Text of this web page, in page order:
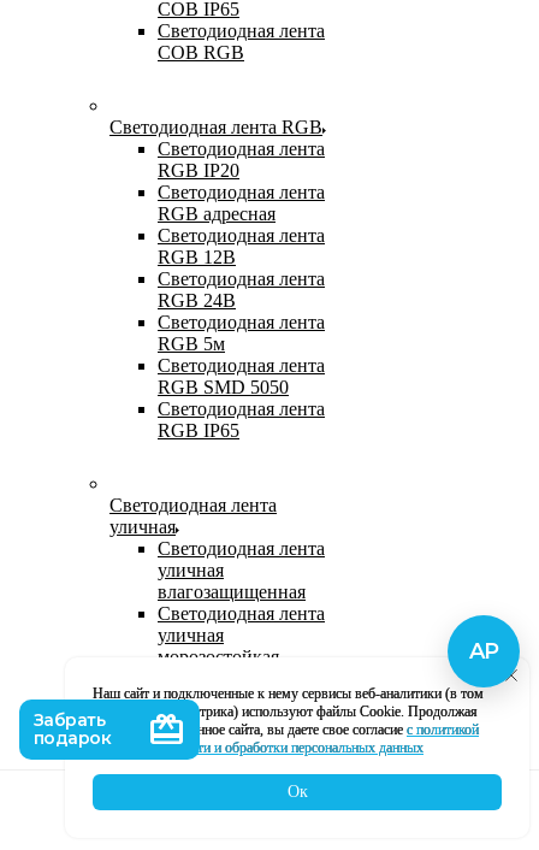
COB IP65
Светодиодная лента
COB RGB
Светодиодная лента RGB
Светодиодная лента
RGB IP20
Светодиодная лента
RGB адресная
Светодиодная лента
RGB 12В
Светодиодная лента
RGB 24В
Светодиодная лента
RGB 5м
Светодиодная лента
RGB SMD 5050
Светодиодная лента
RGB IP65
Светодиодная лента
уличная
Светодиодная лента
уличная
влагозащищенная
Светодиодная лента
уличная
морозостойкая
светодиодная лента
220В
Светодиодная лента
уличная в силиконе
Наш сайт и подключенные к нему сервисы веб-аналитики (в том
числе, Яндекс Метрика) используют файлы Cookie. Продолжая
использование данное сайта, вы даете свое согласие с политикой
кофиденциальности и обработки персональных данных
Ок